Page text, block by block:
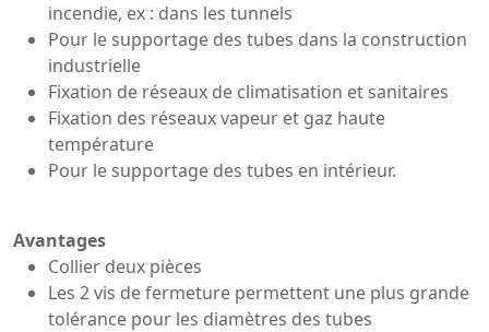
incendie, ex : dans les tunnels
Pour le supportage des tubes dans la construction
industrielle
Fixation de réseaux de climatisation et sanitaires
Fixation des réseaux vapeur et gaz haute
température
Pour le supportage des tubes en intérieur.
Avantages
Collier deux pièces
Les 2 vis de fermeture permettent une plus grande
tolérance pour les diamètres des tubes